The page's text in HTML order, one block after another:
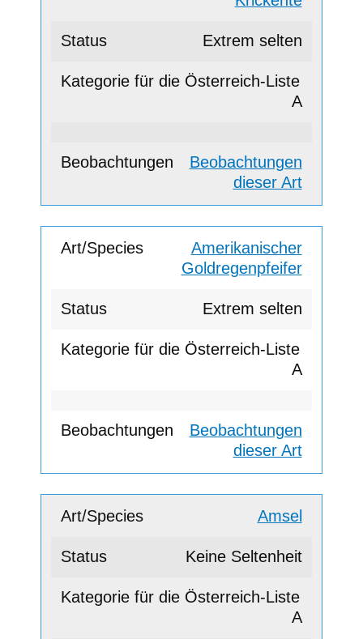
Extrem selten
A
Beobachtungen
dieser Art
Amerikanischer
Goldregenpfeifer
Extrem selten
A
Beobachtungen
dieser Art
Amsel
Keine Seltenheit
A